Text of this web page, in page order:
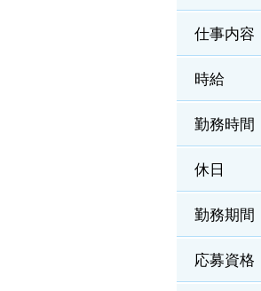
仕事内容
時給
勤務時間
休日
勤務期間
応募資格